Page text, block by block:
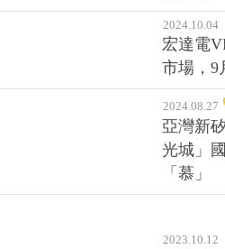
2024.10.04
宏達電
市場，9
2024.08.27
亞灣新
光城」
「慕」
2023.10.12